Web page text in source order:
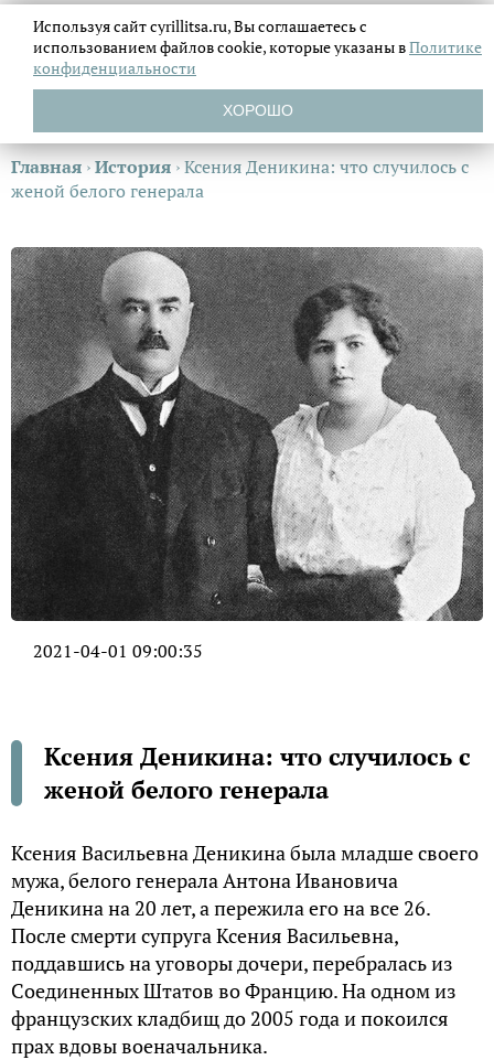
Главная ›История ›Ксения Деникина: что случилось с
женой белого генерала
2021-04-01 09:00:35
Ксения Деникина: что случилось с
женой белого генерала
Ксения Васильевна Деникина была младше своего
мужа, белого генерала Антона Ивановича
Деникина на 20 лет, а пережила его на все 26.
После смерти супруга Ксения Васильевна,
поддавшись на уговоры дочери, перебралась из
Соединенных Штатов во Францию. На одном из
французских кладбищ до 2005 года и покоился
прах вдовы военачальника.
Используя сайт cyrillitsa.ru, Вы соглашаетесь с
использованием файловcookie, которые указаны вПолитике
конфиденциальности
ХОРОШО